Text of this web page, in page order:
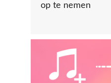
op te nemen